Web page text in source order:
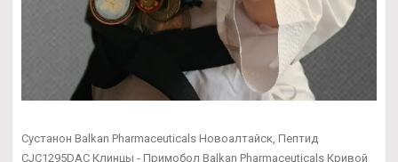
Сустанон Balkan Pharmaceuticals Новоалтайск, Пептид
CJC1295DAC Клинцы - Примобол Balkan Pharmaceuticals Кривой